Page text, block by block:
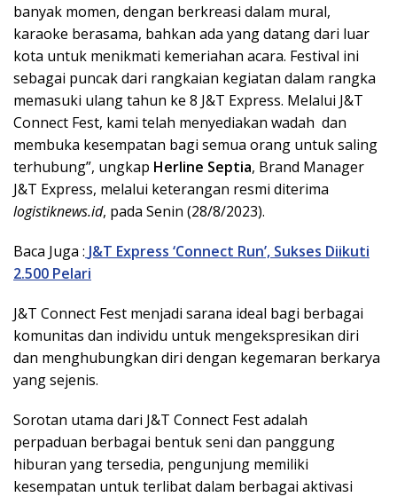
banyak momen, dengan berkreasi dalam mural,
karaoke berasama, bahkan ada yang datang dari luar
kota untuk menikmati kemeriahan acara. Festival ini
sebagai puncak dari rangkaian kegiatan dalam rangka
memasuki ulang tahun ke 8 J&T Express. Melalui J&T
Connect Fest, kami telah menyediakan wadah dan
membuka kesempatan bagi semua orang untuk saling
terhubung”, ungkap Herline Septia, Brand Manager
J&T Express, melalui keterangan resmi diterima
logistiknews.id, pada Senin (28/8/2023).
Baca Juga : J&T Express ‘Connect Run’, Sukses Diikuti
2.500 Pelari
J&T Connect Fest menjadi sarana ideal bagi berbagai
komunitas dan individu untuk mengekspresikan diri
dan menghubungkan diri dengan kegemaran berkarya
yang sejenis.
Sorotan utama dari J&T Connect Fest adalah
perpaduan berbagai bentuk seni dan panggung
hiburan yang tersedia, pengunjung memiliki
kesempatan untuk terlibat dalam berbagai aktivasi